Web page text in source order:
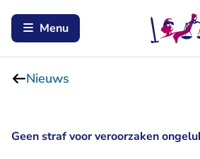
Menu
Nieuws
Geen straf voor veroorzaken